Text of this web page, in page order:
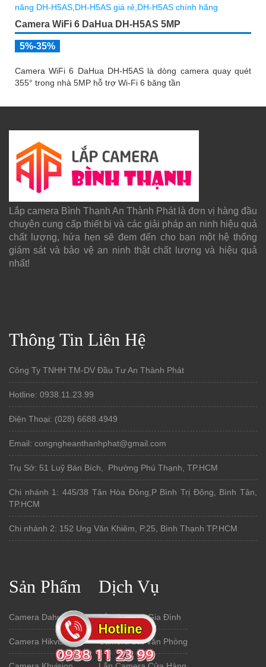
Camera WiFi 6 DaHua DH-H5AS 5MP
5%-35%
Camera WiFi 6 DaHua DH-H5AS là dòng camera quay quét
355° trong nhà 5MP hỗ trợ Wi-Fi 6 băng tần
Lắp camera Bình Thạnh An Thành Phát là đơn vị hàng đầu
chuyên cung cấp thiết bị và các giải pháp an ninh hiệu quả
chất lượng, hứa hẹn sẽ đem đến cho bạn một hệ thống
giám sát và bảo vệ an ninh thật chất lượng và hiệu quả
nhất!
Thông Tin Liên Hệ
Công Ty TNHH TM-DV Đầu Tư An Thành Phát
Hotline: 0938.11.23.99
Điện Thoại: (028) 6688.4949
Email: congngheanthanhphat@gmail.com
Trụ Sở: 51 Luỹ Bán Bích, Phường Phú Thạnh, TP.HCM
Chi nhánh 1: 445/38 Tân Hòa Đông,P Bình Trị Đông, Bình Tân,
TP.HCM
Chi nhánh 2: 152 Ung Văn Khiêm, P.25, Bình Thạnh TP.HCM
Sản Phẩm
Camera Dahua
Camera Hikvision
Dịch Vụ
Lắp Camera Gia Đình
Camera Sát Văn Phòng